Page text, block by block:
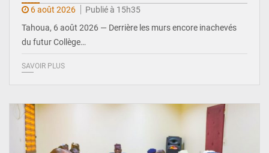
6 août 2026
Publié à 15h35
Tahoua, 6 août 2026 — Derrière les murs encore inachevés
du futur Collège…
SAVOIR PLUS